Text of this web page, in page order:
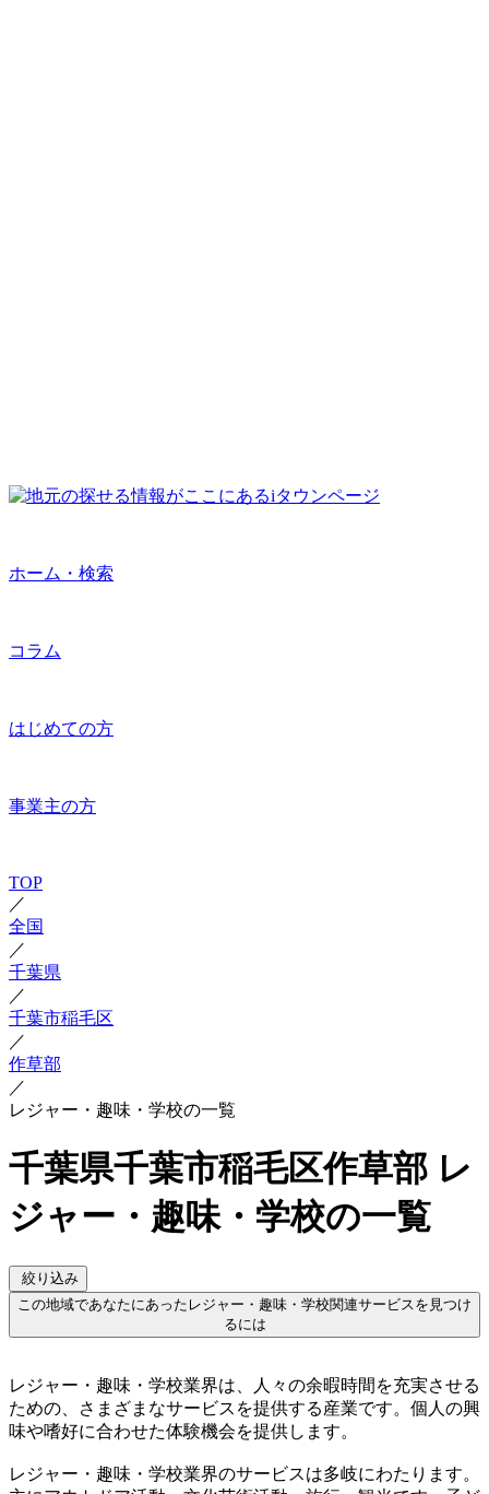
ホーム・検索
コラム
はじめての方
事業主の方
TOP
／
全国
／
千葉県
／
千葉市稲毛区
／
作草部
／
レジャー・趣味・学校の一覧
千葉県千葉市稲毛区作草部 レ
ジャー・趣味・学校の一覧
絞り込み
この地域であなたにあったレジャー・趣味・学校関連サービスを見つけ
るには
レジャー・趣味・学校業界は、人々の余暇時間を充実させる
ための、さまざまなサービスを提供する産業です。個人の興
味や嗜好に合わせた体験機会を提供します。
レジャー・趣味・学校業界のサービスは多岐にわたります。